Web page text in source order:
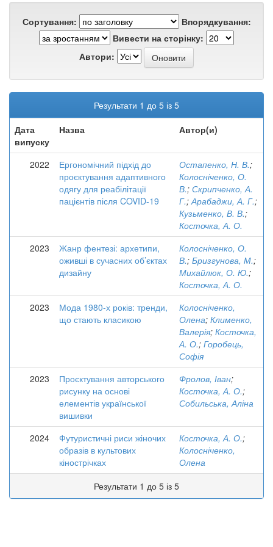
Сортування:
Впорядкування:
Вивести на сторінку:
Автори:
Результати 1 до 5 із 5
Дата
випуску
Назва Автор(и)
2022
Ергономічний підхід до
проєктування адаптивного
одягу для реабілітації
пацієнтів після COVID-19
Остапенко, Н. В.;
Колосніченко, О.
В.; Скрипченко, А.
Г.;Арабаджи, А. Г.;
Кузьменко, В. В.;
Косточка, А. О.
2023
Жанр фентезі: архетипи,
оживші в сучасних об’єктах
дизайну
Колосніченко, О.
В.; Бризгунова, М.;
Михайлюк, О. Ю.;
Косточка, А. О.
2023
Мода 1980-х років: тренди,
що стають класикою
Колосніченко,
Олена; Клименко,
Валерія; Косточка,
А. О.; Горобець,
Софія
2023
Проєктування авторського
рисунку на основі
елементів української
вишивки
Фролов, Іван;
Косточка, А. О.;
Собильська, Аліна
2024
Футуристичні риси жіночих
образів в культових
кінострічках
Косточка, А. О.;
Колосніченко,
Олена
Результати 1 до 5 із 5